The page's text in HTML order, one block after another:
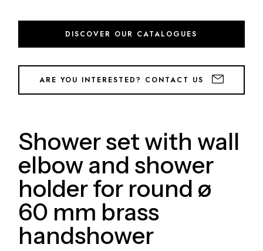
DISCOVER OUR CATALOGUES
ARE YOU INTERESTED? CONTACT US
Shower set with wall
elbow and shower
holder for round ø
60 mm brass
handshower